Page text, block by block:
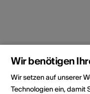
Veranstalter
Wir benötigen
Wir setzen auf unserer
Technologien ein, damit